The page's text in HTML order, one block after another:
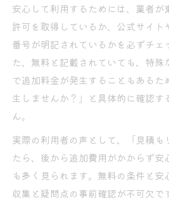
安心して利用するためには、業者が
許可を取得しているか、公式サイト
番号が明記されているかを必ずチェ
た、無料と記載されていても、特殊
で追加料金が発生することもあるた
生しませんか？」と具体的に確認す
ん。
実際の利用者の声として、「見積も
たら、後から追加費用がかからず安
も多く見られます。無料の条件と安
収集と疑問点の事前確認が不可欠で